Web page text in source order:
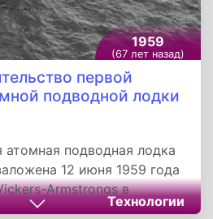
1959
(67 лет назад)
первой
подводной лодки
атомная подводная лодка
12 июня 1959 года
Armstrongs в
За прототип была взята
Технологии